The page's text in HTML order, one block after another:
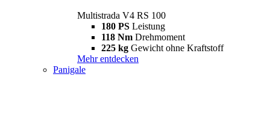
Multistrada V4 RS 100
180 PS Leistung
118 Nm Drehmoment
225 kg Gewicht ohne Kraftstoff
Mehr entdecken
Panigale